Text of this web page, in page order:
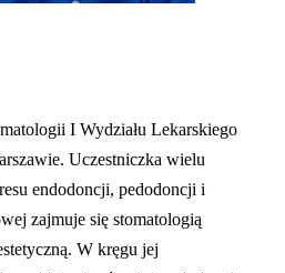
I Wydziału Lekarskiego
Uczestniczka wielu
endodoncji, pedodoncji i
zajmuje się stomatologią
W kręgu jej